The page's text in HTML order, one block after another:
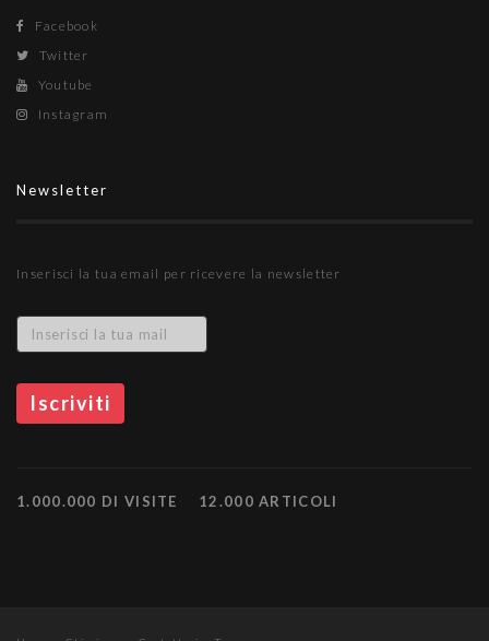
Facebook
Twitter
Youtube
Instagram
Newsletter
Inserisci la tua email per ricevere la newsletter
1.000.000 DI VISITE 12.000 ARTICOLI